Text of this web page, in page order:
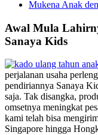
Mukena Anak
Awal Mula
Sanaya Kids
perjalanan usaha
pendiriannya Sanaya
saja. Tak disangka,
omsetnya meningkat
kami telah bisa
Singapore hingga